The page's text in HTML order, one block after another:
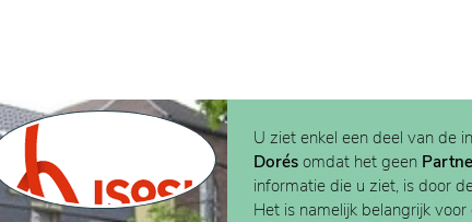
U ziet enkel een deel van de
Dorés omdat het geen
informatie die u ziet, is door
Het is namelijk belangrijk